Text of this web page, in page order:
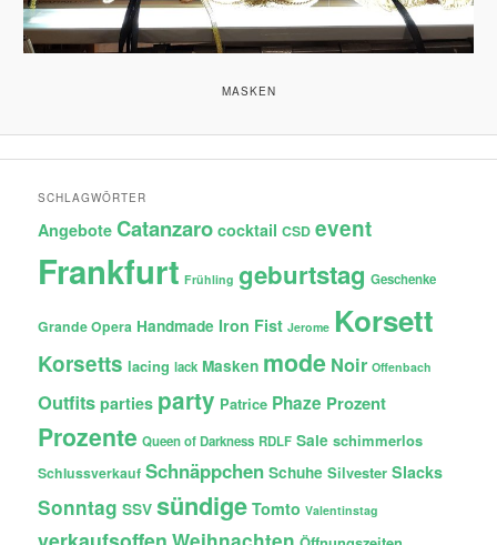
MASKEN
SCHLAGWÖRTER
Angebote Catanzaro cocktail CSD event
Frankfurt Frühling geburtstag Geschenke
Grande Opera Handmade Iron Fist Jerome Korsett
Korsetts lacing lack Masken mode Noir Offenbach
Outfits parties party Patrice Phaze Prozent
Prozente Queen of Darkness RDLF Sale schimmerlos
Schlussverkauf Schnäppchen Schuhe Silvester Slacks
Sonntag SSV sündige Tomto Valentinstag